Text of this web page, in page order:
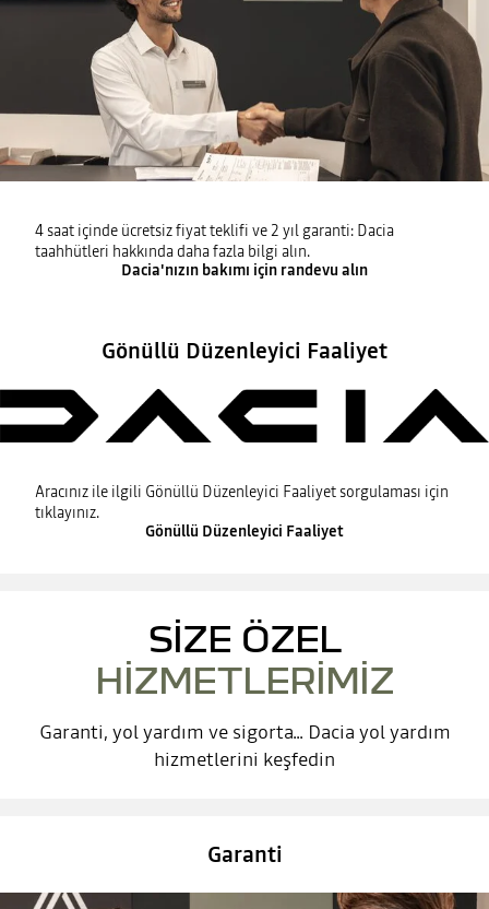
4 saat içinde ücretsiz fiyat teklifi ve 2 yıl garanti: Dacia
taahhütleri hakkında daha fazla bilgi alın.
Dacia'nızın bakımı için randevu alın
Gönüllü Düzenleyici Faaliyet
Aracınız ile ilgili Gönüllü Düzenleyici Faaliyet sorgulaması için
tıklayınız.
Gönüllü Düzenleyici Faaliyet
SIZE ÖZEL
HIZMETLERIMIZ
Garanti, yol yardım ve sigorta... Dacia yol yardım
hizmetlerini keşfedin
Garanti